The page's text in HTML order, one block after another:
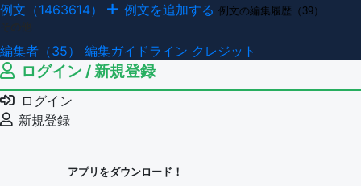
例文（1463614） 例文を追加する 例文の編集履歴（39）
編集者（35） 編集ガイドライン クレジット
ログイン / 新規登録
ログイン
新規登録
アプリをダウンロード！